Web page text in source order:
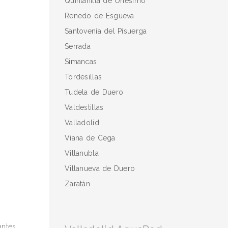
Renedo de Esgueva
Santovenia del Pisuerga
Serrada
Simancas
Tordesillas
Tudela de Duero
Valdestillas
Valladolid
Viana de Cega
Villanubla
Villanueva de Duero
Zaratán